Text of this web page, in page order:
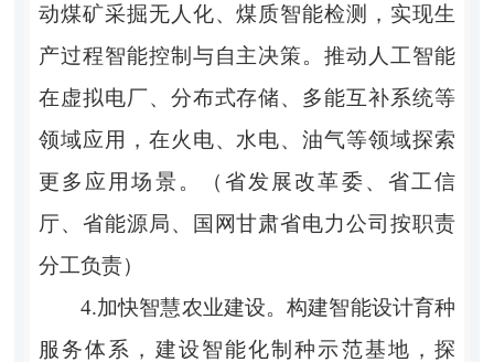
动煤矿采掘无人化、煤质智能检测，实现生
产过程智能控制与自主决策。推动人工智能
在虚拟电厂、分布式存储、多能互补系统等
领域应用，在火电、水电、油气等领域探索
更多应用场景。（省发展改革委、省工信
厅、省能源局、国网甘肃省电力公司按职责
分工负责）
4.加快智慧农业建设。构建智能设计育种
服务体系，建设智能化制种示范基地，探